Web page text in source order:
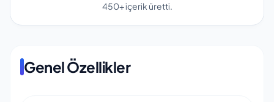
450+içerik üretti.
Genel Özellikler